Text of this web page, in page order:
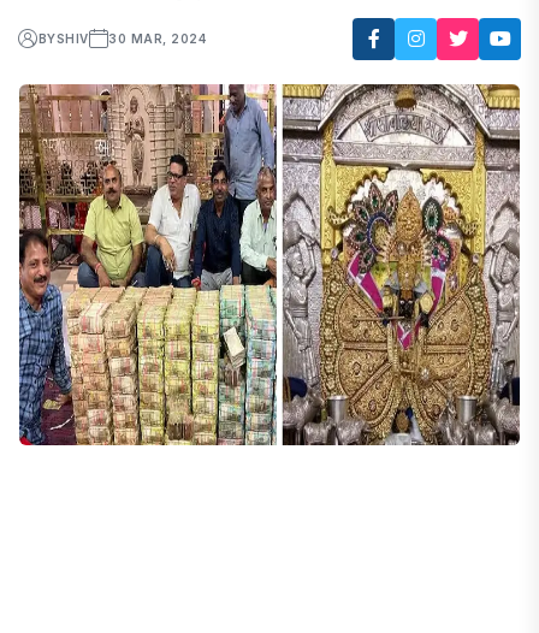
BYSHIV 30 MAR, 2024